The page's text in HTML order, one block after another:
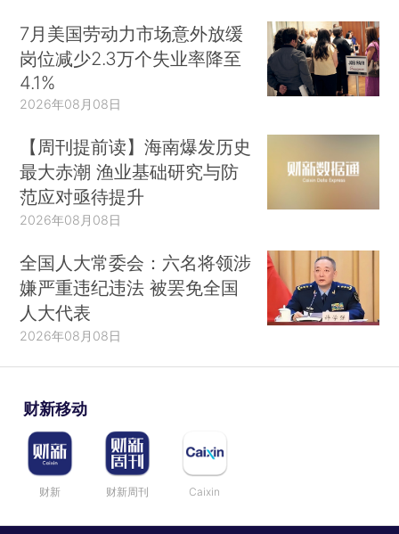
7月美国劳动力市场意外放缓
岗位减少2.3万个失业率降至
4.1%
2026年08月08日
【周刊提前读】海南爆发历史
最大赤潮 渔业基础研究与防
范应对亟待提升
2026年08月08日
全国人大常委会：六名将领涉
嫌严重违纪违法 被罢免全国
人大代表
2026年08月08日
财新移动
财新 财新周刊 Caixin